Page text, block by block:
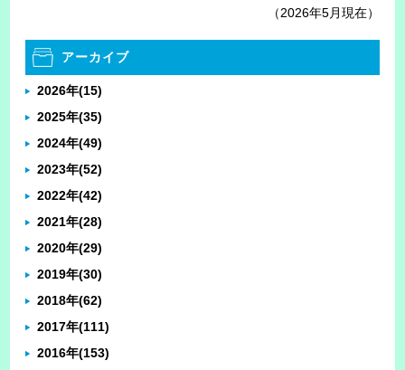
（2026年5月現在）
アーカイブ
2026年(15)
2025年(35)
2024年(49)
2023年(52)
2022年(42)
2021年(28)
2020年(29)
2019年(30)
2018年(62)
2017年(111)
2016年(153)